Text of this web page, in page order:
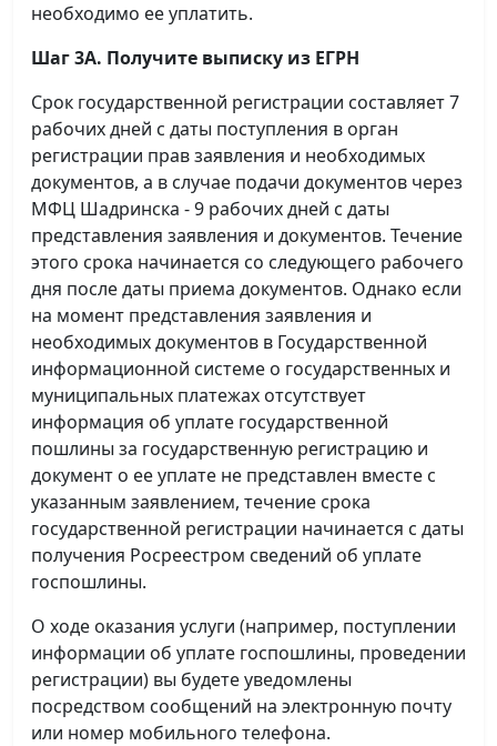
необходимо ее уплатить.
Шаг 3А. Получите выписку из ЕГРН
Срок государственной регистрации составляет 7
рабочих дней с даты поступления в орган
регистрации прав заявления и необходимых
документов, а в случае подачи документов через
МФЦ Шадринска - 9 рабочих дней с даты
представления заявления и документов. Течение
этого срока начинается со следующего рабочего
дня после даты приема документов. Однако если
на момент представления заявления и
необходимых документов в Государственной
информационной системе о государственных и
муниципальных платежах отсутствует
информация об уплате государственной
пошлины за государственную регистрацию и
документ о ее уплате не представлен вместе с
указанным заявлением, течение срока
государственной регистрации начинается с даты
получения Росреестром сведений об уплате
госпошлины.
О ходе оказания услуги (например, поступлении
информации об уплате госпошлины, проведении
регистрации) вы будете уведомлены
посредством сообщений на электронную почту
или номер мобильного телефона.